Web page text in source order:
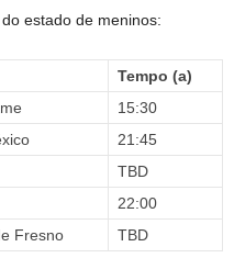
estado de meninos:
Tempo (a)
15:30
21:45
TBD
22:00
Fresno TBD